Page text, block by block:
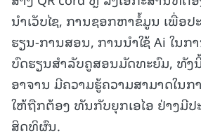
ນໍາເວັບໄຊ, ການຊອກຫາຂໍ້ມູນ ເພື່ອປ
ຮຽນ-ການສອນ, ການນໍາໃຊ້ Ai ໃນກ
ບົດຮຽນສໍາລັບຄູສອນມັດທະຍົມ, ທັງ
ອາຈານ ມີຄວາມຮູ້ຄວາມສາມາດໃນກ
ໃຫ້ຖືກຕ້ອງ ທັນກັບຍຸກເອໄອ ຢ່າງມີ
ສິດທິຜົນ.